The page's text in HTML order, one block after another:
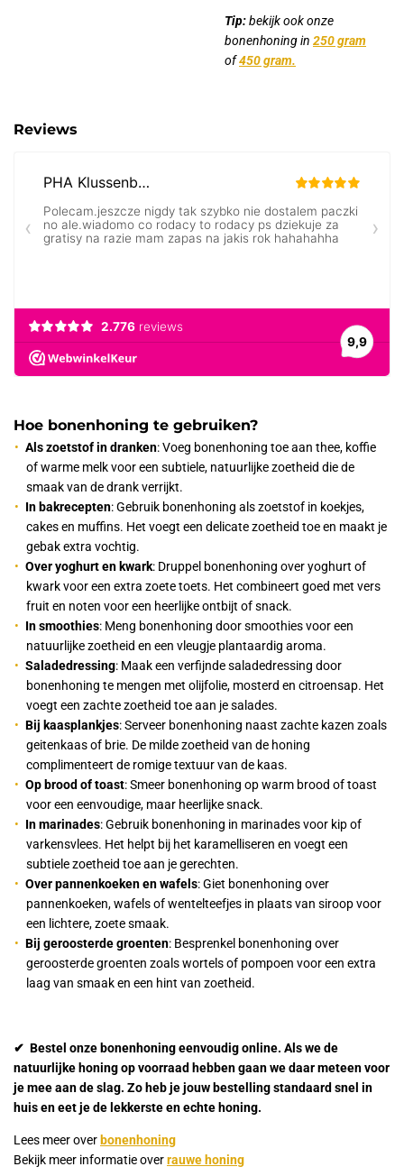
Tip:bekijk ook onze
bonenhoning in 250 gram
of450 gram.
Reviews
Hoe bonenhoning te gebruiken?
Als zoetstof in dranken: Voeg bonenhoning toe aan thee, koffie
of warme melk voor een subtiele, natuurlijke zoetheid die de
smaak van de drank verrijkt.
In bakrecepten: Gebruik bonenhoning als zoetstof in koekjes,
cakes en muffins. Het voegt een delicate zoetheid toe en maakt je
gebak extra vochtig.
Over yoghurt en kwark: Druppel bonenhoning over yoghurt of
kwark voor een extra zoete toets. Het combineert goed met vers
fruit en noten voor een heerlijke ontbijt of snack.
In smoothies: Meng bonenhoning door smoothies voor een
natuurlijke zoetheid en een vleugje plantaardig aroma.
Saladedressing: Maak een verfijnde saladedressing door
bonenhoning te mengen met olijfolie, mosterd en citroensap. Het
voegt een zachte zoetheid toe aan je salades.
Bij kaasplankjes: Serveer bonenhoning naast zachte kazen zoals
geitenkaas of brie. De milde zoetheid van de honing
complimenteert de romige textuur van de kaas.
Op brood of toast: Smeer bonenhoning op warm brood of toast
voor een eenvoudige, maar heerlijke snack.
In marinades: Gebruik bonenhoning in marinades voor kip of
varkensvlees. Het helpt bij het karamelliseren en voegt een
subtiele zoetheid toe aan je gerechten.
Over pannenkoeken en wafels: Giet bonenhoning over
pannenkoeken, wafels of wentelteefjes in plaats van siroop voor
een lichtere, zoete smaak.
Bij geroosterde groenten: Besprenkel bonenhoning over
geroosterde groenten zoals wortels of pompoen voor een extra
laag van smaak en een hint van zoetheid.
✔ Bestel onze bonenhoning eenvoudig online. Als we de
natuurlijke honing op voorraad hebben gaan we daar meteen voor
je mee aan de slag. Zo heb je jouw bestelling standaard snel in
huis en eet je de lekkerste en echte honing.
Lees meer over bonenhoning
Bekijk meer informatie overrauwe honing